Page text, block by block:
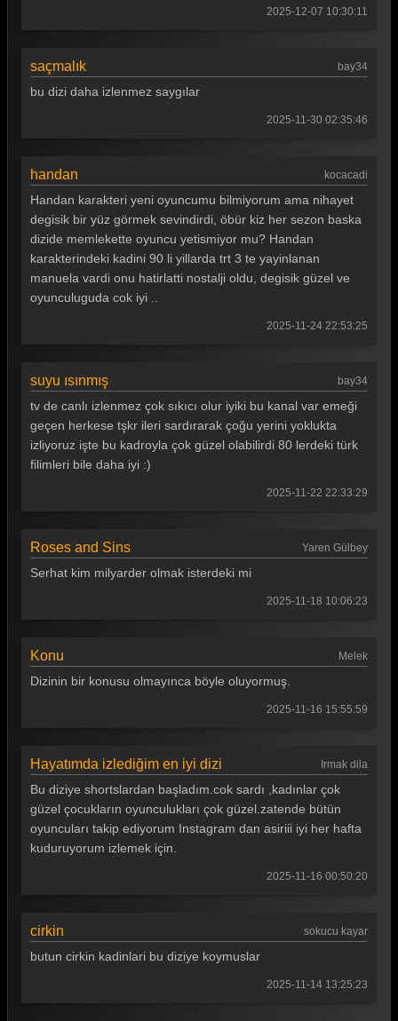
2025-12-07 10:30:11
saçmalık bay34
bu dizi daha izlenmez saygılar
2025-11-30 02:35:46
handan kocacadi
Handan karakteri yeni oyuncumu bilmiyorum ama nihayet
degisik bir yüz görmek sevindirdi, öbür kiz her sezon baska
dizide memlekette oyuncu yetismiyor mu? Handan
karakterindeki kadini 90 li yillarda trt 3 te yayinlanan
manuela vardi onu hatirlatti nostalji oldu, degisik güzel ve
oyunculuguda cok iyi ..
2025-11-24 22:53:25
suyu ısınmış bay34
tv de canlı izlenmez çok sıkıcı olur iyiki bu kanal var emeği
geçen herkese tşkr ileri sardırarak çoğu yerini yoklukta
izliyoruz işte bu kadroyla çok güzel olabilirdi 80 lerdeki türk
filimleri bile daha iyi :)
2025-11-22 22:33:29
Roses and Sins Yaren Gülbey
Serhat kim milyarder olmak isterdeki mi
2025-11-18 10:06:23
Konu Melek
Dizinin bir konusu olmayınca böyle oluyormuş.
2025-11-16 15:55:59
Hayatımda izlediğim en iyi dizi Irmak dila
Bu diziye shortslardan başladım.cok sardı ,kadınlar çok
güzel çocukların oyunculukları çok güzel.zatende bütün
oyuncuları takip ediyorum Instagram dan asiriii iyi her hafta
kuduruyorum izlemek için.
2025-11-16 00:50:20
cirkin sokucu kayar
butun cirkin kadinlari bu diziye koymuslar
2025-11-14 13:25:23